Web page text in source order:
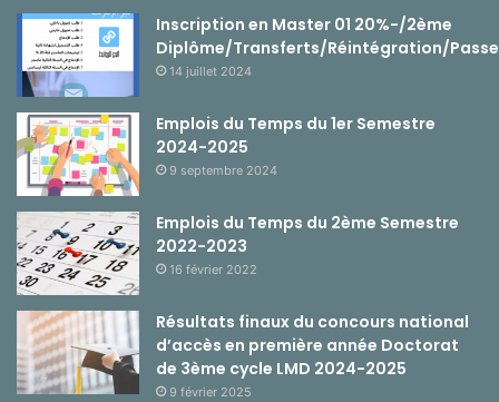
Inscription en Master 01 20%-/2ème
Diplôme/Transferts/Réintégration/
14 juillet 2024
Emplois du Temps du 1er Semestre
2024-2025
9 septembre 2024
Emplois du Temps du 2ème Semestre
2022-2023
16 février 2022
Résultats finaux du concours national
d’accès en première année Doctorat
de 3ème cycle LMD 2024-2025
9 février 2025